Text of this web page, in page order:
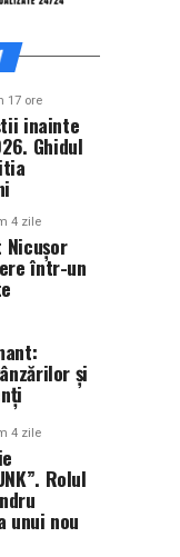
17 ore
inainte
Ghidul
4 zile
într-un
și
4 zile
Rolul
unui nou